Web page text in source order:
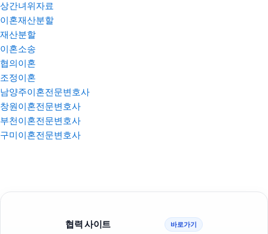
상간녀위자료
이혼재산분할
재산분할
이혼소송
협의이혼
조정이혼
남양주이혼전문변호사
창원이혼전문변호사
부천이혼전문변호사
구미이혼전문변호사
협력 사이트 바로가기